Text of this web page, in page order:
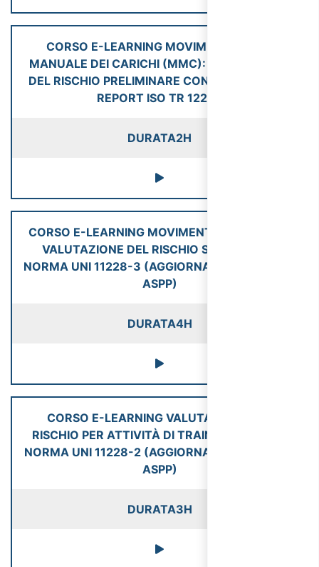
CORSO E-LEARNING MOVIMENTAZIONE
MANUALE DEI CARICHI (MMC): VALUTAZIONE
DEL RISCHIO PRELIMINARE CON IL TECHNICAL
REPORT ISO TR 12295
DURATA2H
CORSO E-LEARNING MOVIMENTI RIPETUTI: LA
VALUTAZIONE DEL RISCHIO SECONDO LA
NORMA UNI 11228-3 (AGGIORNAMENTO RSPP E
ASPP)
DURATA4H
CORSO E-LEARNING VALUTAZIONE DEL
RISCHIO PER ATTIVITÀ DI TRAINO SPINTA: LA
NORMA UNI 11228-2 (AGGIORNAMENTO RSPP E
ASPP)
DURATA3H